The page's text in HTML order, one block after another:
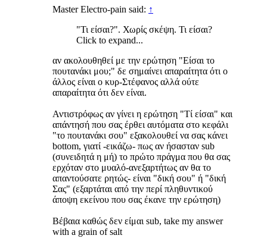
Master Electro-pain said: ↑
"Τι είσαι?". Χωρίς σκέψη. Τι είσαι?
Click to expand...
αν ακολουθηθεί με την ερώτηση "Είσαι το
πουτανάκι μου;" δε σημαίνει απαραίτητα ότι ο
άλλος είναι ο κυρ-Στέφανος αλλά ούτε
απαραίτητα ότι δεν είναι.
Αντιστρόφως αν γίνει η ερώτηση "Τί είσαι" και
απάντησή που σας έρθει αυτόματα στο κεφάλι
"το πουτανάκι σου" εξακολουθεί να σας κάνει
bottom, γιατί -εικάζω- πως αν ήσασταν sub
(συνειδητά η μή) το πρώτο πράγμα που θα σας
ερχόταν στο μυαλό-ανεξαρτήτως αν θα το
απαντούσατε ρητώς- είναι "δική σου" ή "δική
Σας" (εξαρτάται από την περί πληθυντικού
άποψη εκείνου που σας έκανε την ερώτηση)
Βέβαια καθώς δεν είμαι sub, take my answer
with a grain of salt